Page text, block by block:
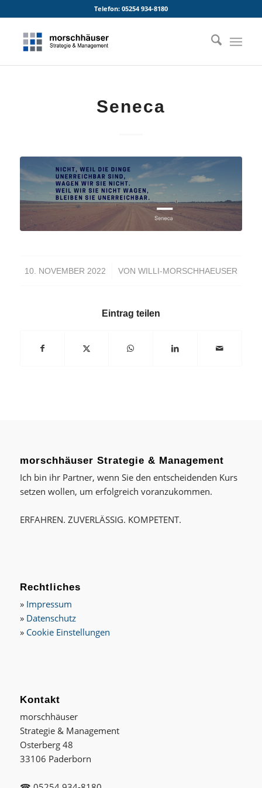
Telefon: 05254 934-8180
Seneca
10. NOVEMBER 2022
/ VON WILLI-MORSCHHAEUSER
Eintrag teilen
morschhäuser Strategie & Management
Ich bin ihr Partner, wenn Sie den entscheidenden Kurs
setzen wollen, um erfolgreich voranzukommen.
ERFAHREN. ZUVERLÄSSIG. KOMPETENT.
Rechtliches
» Impressum
» Datenschutz
» Cookie Einstellungen
Kontakt
morschhäuser
Strategie & Management
Osterberg 48
33106 Paderborn